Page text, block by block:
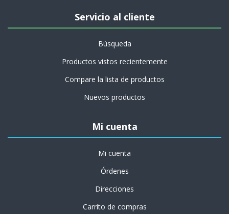
Servicio al cliente
Búsqueda
Productos vistos recientemente
Compare la lista de productos
Nuevos productos
Mi cuenta
Mi cuenta
Órdenes
Direcciones
Carrito de compras